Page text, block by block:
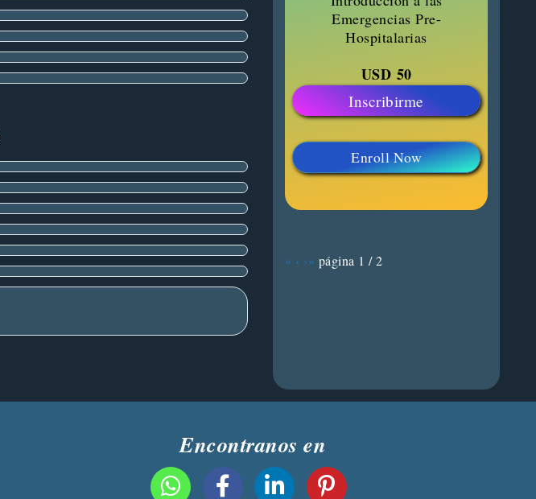
Emergencias Pre-
Hospitalarias
USD 50
Inscribirme
Enroll Now
« ‹ ›» página 1 /2
Encontranos en